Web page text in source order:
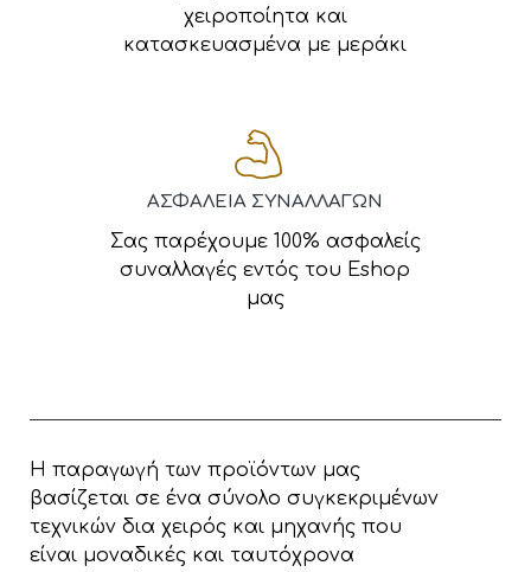
χειροποίητα και
κατασκευασμένα με μεράκι
ΑΣΦΑΛΕΙΑ ΣΥΝΑΛΛΑΓΩΝ
Σας παρέχουμε 100% ασφαλείς
συναλλαγές εντός του Eshop
μας
Η παραγωγή των προϊόντων μας
βασίζεται σε ένα σύνολο συγκεκριμένων
τεχνικών δια χειρός και μηχανής που
είναι μοναδικές και ταυτόχρονα